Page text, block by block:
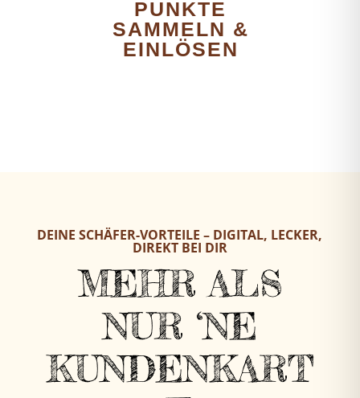
PUNKTE
SAMMELN &
EINLÖSEN
DEINE SCHÄFER-VORTEILE – DIGITAL, LECKER,
DIREKT BEI DIR
MEHR ALS
NUR ‘NE
KUNDENKART